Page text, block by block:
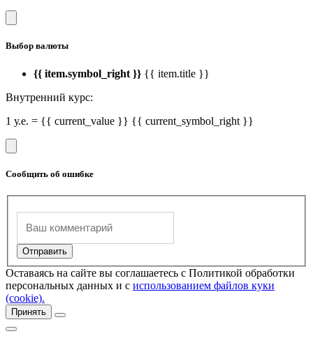
Выбор валюты
{{ item.symbol_right }} {{ item.title }}
Внутренний курс:
1 у.е. = {{ current_value }} {{ current_symbol_right }}
Сообщить об ошибке
Оставаясь на сайте вы соглашаетесь с Политикой обработки
персональных данных и с использованием файлов куки
(cookie).
Принять